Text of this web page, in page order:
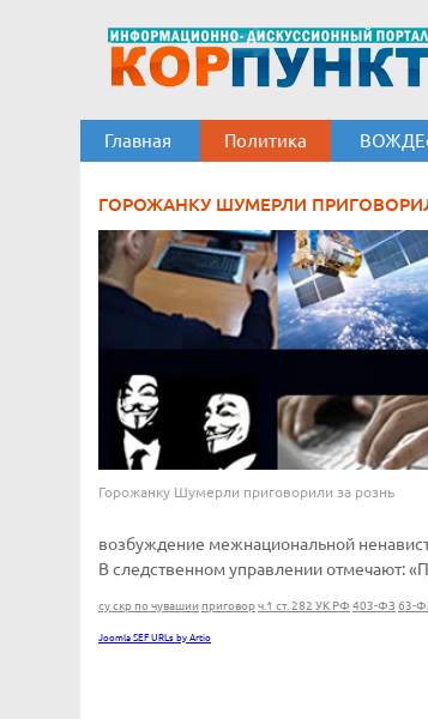
Главная Политика
ГОРОЖАНКУ ШУМЕРЛИ
Горожанку Шумерли приговорили за рознь
возбуждение межнациональной
В следственном управлении отмечают:
су скр по чувашии приговорч.1 ст. 282 УК РФ 403-ФЗ 63-
Joomla SEF URLs by Artio